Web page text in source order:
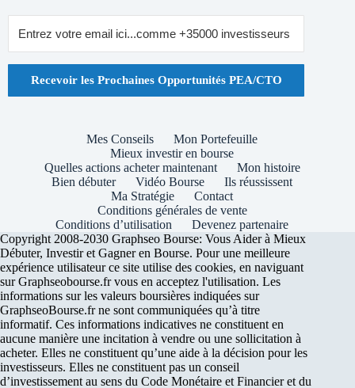
Recevoir les Prochaines Opportunités PEA/CTO
Mes Conseils
Mon Portefeuille
Mieux investir en bourse
Quelles actions acheter maintenant
Mon histoire
Bien débuter
Vidéo Bourse
Ils réussissent
Ma Stratégie
Contact
Conditions générales de vente
Conditions d’utilisation
Devenez partenaire
Copyright 2008-2030 Graphseo Bourse: Vous Aider à Mieux
Débuter, Investir et Gagner en Bourse. Pour une meilleure
expérience utilisateur ce site utilise des cookies, en naviguant
sur Graphseobourse.fr vous en acceptez l'utilisation. Les
informations sur les valeurs boursières indiquées sur
GraphseoBourse.fr ne sont communiquées qu’à titre
informatif. Ces informations indicatives ne constituent en
aucune manière une incitation à vendre ou une sollicitation à
acheter. Elles ne constituent qu’une aide à la décision pour les
investisseurs. Elles ne constituent pas un conseil
d’investissement au sens du Code Monétaire et Financier et du